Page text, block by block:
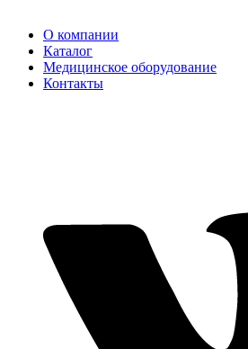
О компании
Каталог
Медицинское оборудование
Контакты